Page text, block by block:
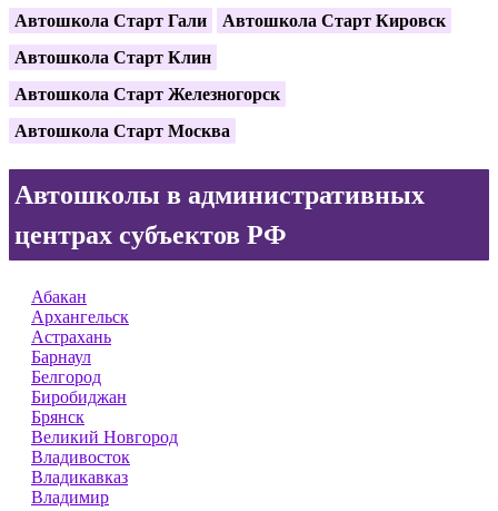
Автошкола Старт Гали
Автошкола Старт Кировск
Автошкола Старт Клин
Автошкола Старт Железногорск
Автошкола Старт Москва
Автошколы в административных
центрах субъектов РФ
Абакан
Архангельск
Астрахань
Барнаул
Белгород
Биробиджан
Брянск
Великий Новгород
Владивосток
Владикавказ
Владимир